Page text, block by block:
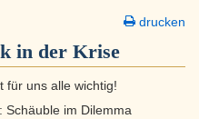
drucken
in der Krise
für uns alle wichtig!
Schäuble im Dilemma